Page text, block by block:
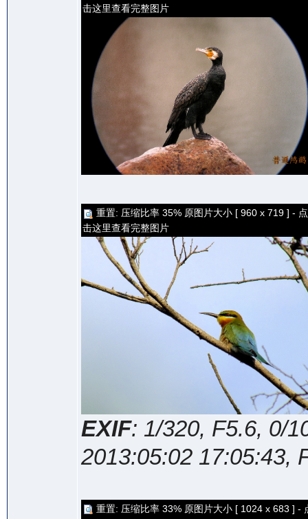
击这里查看完整图片
重置: 压缩比率 35% 原图片大小 [ 960 x 719 ] - 点
击这里查看完整图片
EXIF: 1/320, F5.6, 0/
2013:05:02 17:05:43,
重置: 压缩比率 33% 原图片大小 [ 1024 x 683 ] -